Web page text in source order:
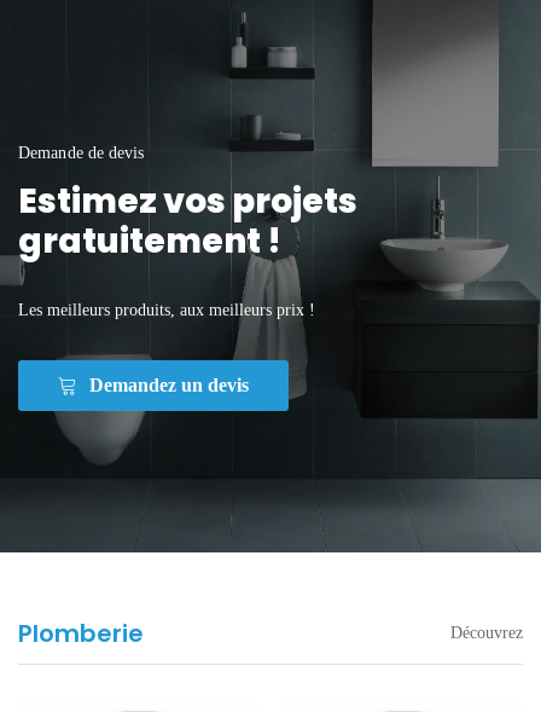
Demande de devis
Estimez vos projets
gratuitement !
Les meilleurs produits, aux meilleurs prix !
Demandez un devis
Plomberie Découvrez